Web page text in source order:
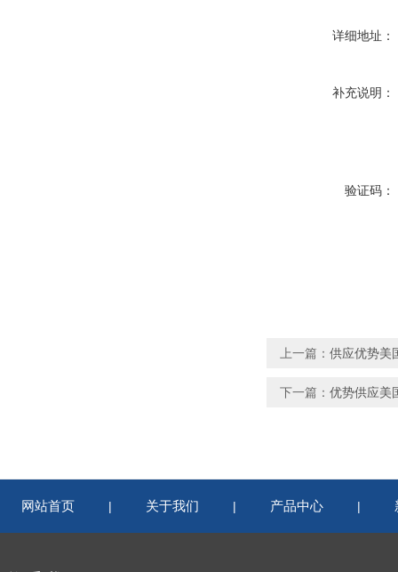
详细地址：
补充说明：
验证码：
上一篇： 供应优势美
下一篇： 优势供应美
网站首页 | 关于我们 | 产品中心 |